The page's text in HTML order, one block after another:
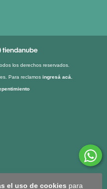
el uso de cookies para
los derechos reservados.
Para reclamos ingresá acá.